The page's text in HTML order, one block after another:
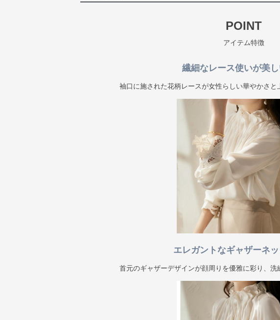
POINT
アイテム特徴
繊細なレース使いが美し
袖口に施された花柄レースが女性らしい華やかさと
エレガントなギャザーネ
首元のギャザーデザインが顔周りを優雅に彩り、洗